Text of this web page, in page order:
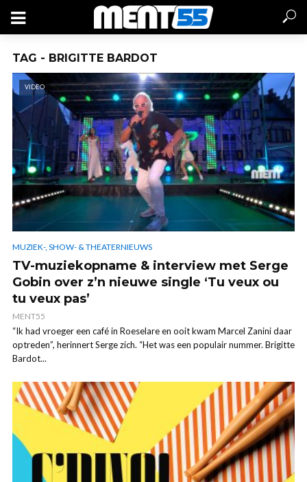
TAG - BRIGITTE BARDOT
VIDEO
MUZIEK-, SHOW- & THEATERNIEUWS
TV-muziekopname & interview met Serge
Gobin over z’n nieuwe single ‘Tu veux ou
tu veux pas’
MENT55
“Ik had vroeger een café in Roeselare en ooit kwam Marcel Zanini daar
optreden”, herinnert Serge zich. “Het was een populair nummer. Brigitte
Bardot...